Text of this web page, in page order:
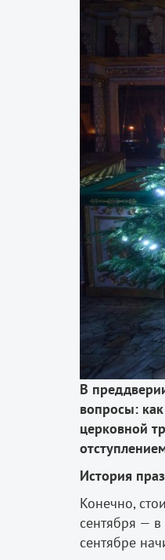
В
вопросы:
церковной
История
Конечно,
сентября —
сентябре